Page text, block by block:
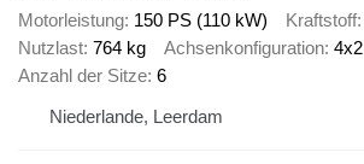
Motorleistung 150 PS (110 kW) Kraftstoff
Nutzlast 764 kg Achsenkonfiguration 4x2
Anzahl der Sitze 6
Niederlande, Leerdam